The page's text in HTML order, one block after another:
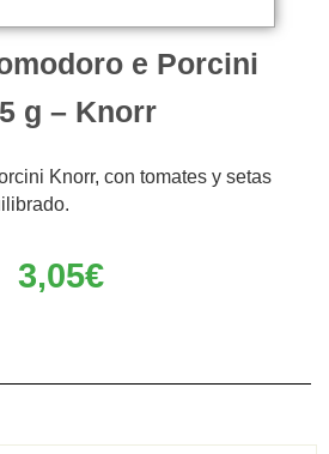
e Porcini
g – Knorr
Knorr, con tomates y setas
3,05€